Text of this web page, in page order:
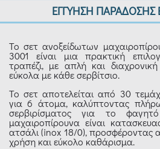
ΕΓΓΥΗΣΗ ΠΑΡΑΔΟΣΗΣ
Το σετ ανοξείδωτων
3001 είναι μια πρακτική
τραπέζι, με απλή και
εύκολα με κάθε σερβίτσιο.
Το σετ αποτελείται από 30
για 6 άτομα, καλύπτοντας
σερβιρίσματος για το
μαχαιροπίρουνα είναι
ατσάλι (inox 18/0), προσφέροντας
χρήση και εύκολο καθάρισμα.